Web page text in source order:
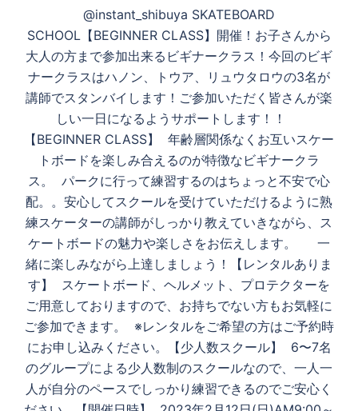
@instant_shibuya SKATEBOARD
SCHOOL【BEGINNER CLASS】開催！お子さんから
大人の方まで参加出来るビギナークラス！今回のビギ
ナークラスはハノン、トウア、リュウタロウの3名が
講師でスタンバイします！ご参加いただく皆さんが楽
しい一日になるようサポートします！！
【BEGINNER CLASS】 年齢層関係なくお互いスケー
トボードを楽しみ合えるのが特徴なビギナークラ
ス。 パークに行って練習するのはちょっと不安で心
配。。安心してスクールを受けていただけるように熟
練スケーターの講師がしっかり教えていきながら、ス
ケートボードの魅力や楽しさをお伝えします。 一
緒に楽しみながら上達しましょう！【レンタルありま
す】 スケートボード、ヘルメット、プロテクターを
ご用意しておりますので、お持ちでない方もお気軽に
ご参加できます。 ※レンタルをご希望の方はご予約時
にお申し込みください。【少人数スクール】 6〜7名
のグループによる少人数制のスクールなので、一人一
人が自分のペースでしっかり練習できるのでご安心く